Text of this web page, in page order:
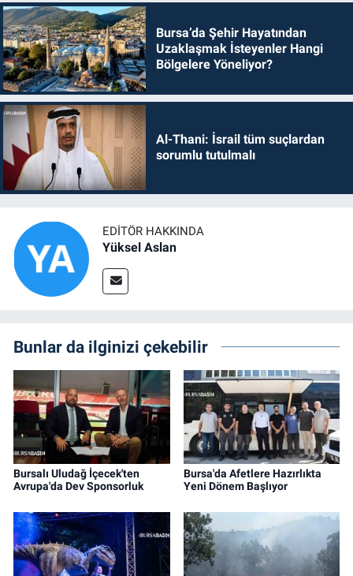
Bursa’da Şehir Hayatından
Uzaklaşmak İsteyenler Hangi
Bölgelere Yöneliyor?
Al-Thani: İsrail tüm suçlardan
sorumlu tutulmalı
EDITÖR HAKKINDA
Yüksel Aslan
Bunlar da ilginizi çekebilir
Bursalı Uludağ İçecek'ten
Avrupa'da Dev Sponsorluk
Bursa'da Afetlere Hazırlıkta
Yeni Dönem Başlıyor